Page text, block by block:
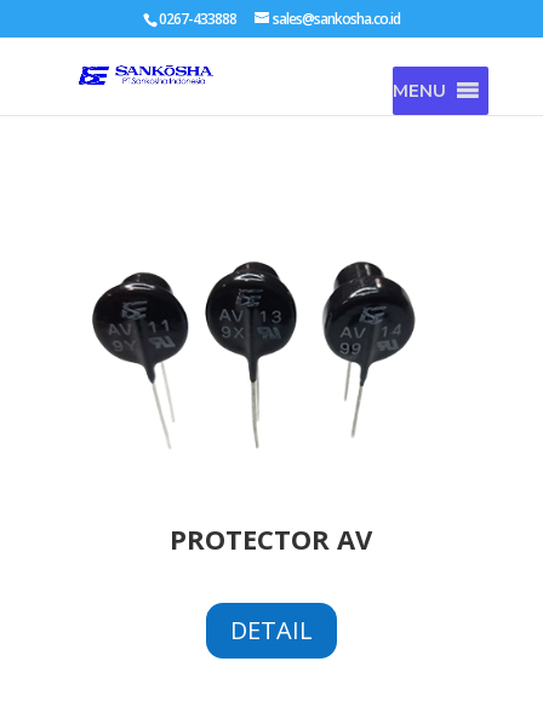
0267-433888 sales@sankosha.co.id
MENU
PROTECTOR AV
DETAIL